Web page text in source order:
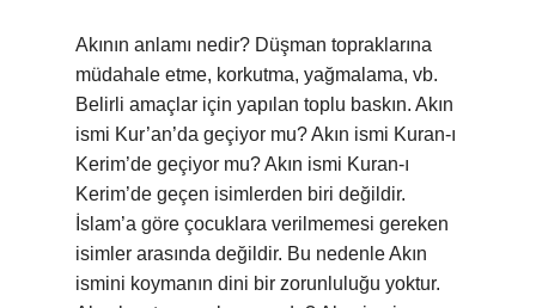
Akının anlamı nedir? Düşman topraklarına
müdahale etme, korkutma, yağmalama, vb.
Belirli amaçlar için yapılan toplu baskın. Akın
ismi Kur’an’da geçiyor mu? Akın ismi Kuran-ı
Kerim’de geçiyor mu? Akın ismi Kuran-ı
Kerim’de geçen isimlerden biri değildir.
İslam’a göre çocuklara verilmemesi gereken
isimler arasında değildir. Bu nedenle Akın
ismini koymanın dini bir zorunluluğu yoktur.